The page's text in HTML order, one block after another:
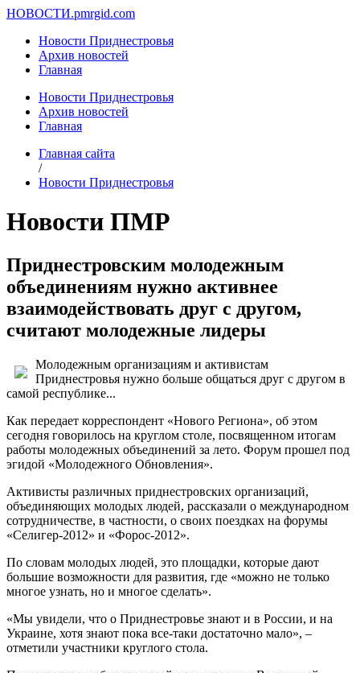
НОВОСТИ.pmrgid.com
Новости Приднестровья
Архив новостей
Главная
Новости Приднестровья
Архив новостей
Главная
Главная сайта
/
Новости Приднестровья
Новости ПМР
Приднестровским молодежным
объединениям нужно активнее
взаимодействовать друг с другом,
считают молодежные лидеры
Молодежным организациям и активистам
Приднестровья нужно больше общаться друг с другом в
самой республике...
Как передает корреспондент «Нового Региона», об этом
сегодня говорилось на круглом столе, посвященном итогам
работы молодежных объединений за лето. Форум прошел под
эгидой «Молодежного Обновления».
Активисты различных приднестровских организаций,
объединяющих молодых людей, рассказали о международном
сотрудничестве, в частности, о своих поездках на форумы
«Селигер-2012» и «Форос-2012».
По словам молодых людей, это площадки, которые дают
большие возможности для развития, где «можно не только
многое узнать, но и многое сделать».
«Мы увидели, что о Приднестровье знают и в России, и на
Украине, хотя знают пока все-таки достаточно мало», –
отметили участники круглого стола.